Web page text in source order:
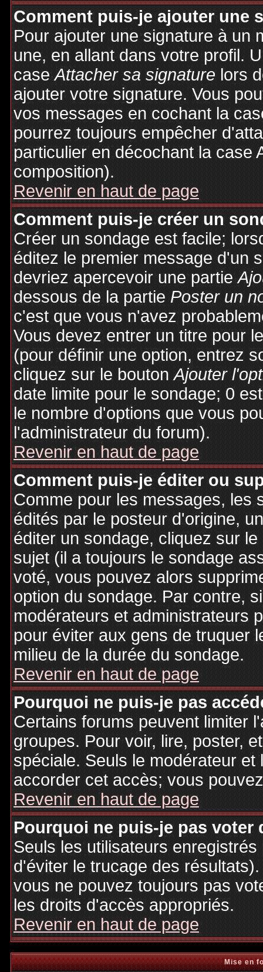
Comment puis-je ajouter une
Pour ajouter une signature à un
une, en allant dans votre profil.
caseAttacher sa signaturelors
ajouter votre signature. Vous
vos messages en cochant la
pourrez toujours empêcher
particulier en décochant la case
composition).
Revenir en haut de page
Comment puis-je créer un
Créer un sondage est facile;
éditez le premier message d'un
devriez apercevoir une partie
dessous de la partiePoster un
c'est que vous n'avez
Vous devez entrer un titre pour
(pour définir une option, entrez
cliquez sur le boutonAjouter
date limite pour le sondage; 0
le nombre d'options que vous
l'administrateur du forum).
Revenir en haut de page
Comment puis-je éditer ou
Comme pour les messages, les
édités par le posteur d'origine,
éditer un sondage, cliquez sur
sujet (il a toujours le sondage
voté, vous pouvez alors
option du sondage. Par contre,
modérateurs et administrateurs
pour éviter aux gens de truquer
milieu de la durée du sondage.
Revenir en haut de page
Pourquoi ne puis-je pas
Certains forums peuvent limiter
groupes. Pour voir, lire, poster,
spéciale. Seuls le modérateur
accorder cet accès; vous
Revenir en haut de page
Pourquoi ne puis-je pas voter
Seuls les utilisateurs
d'éviter le trucage des
vous ne pouvez toujours pas
les droits d'accès appropriés.
Revenir en haut de page
Mise en